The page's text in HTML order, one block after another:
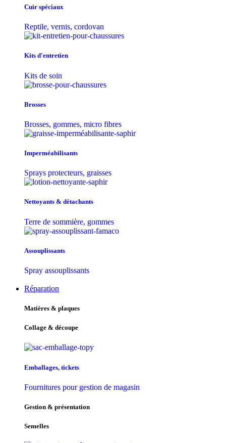
Cuir spéciaux
Reptile, vernis, cordovan
Kits d'entretien
Kits de soin
Brosses
Brosses, gommes, micro fibres
Imperméabilisants
Sprays protecteurs, graisses
Nettoyants & détachants
Terre de sommière, gommes
Assouplissants
Spray assouplissants
Réparation
Matières & plaques
Collage & découpe
Emballages, tickets
Fournitures pour gestion de magasin
Gestion & présentation
Semelles